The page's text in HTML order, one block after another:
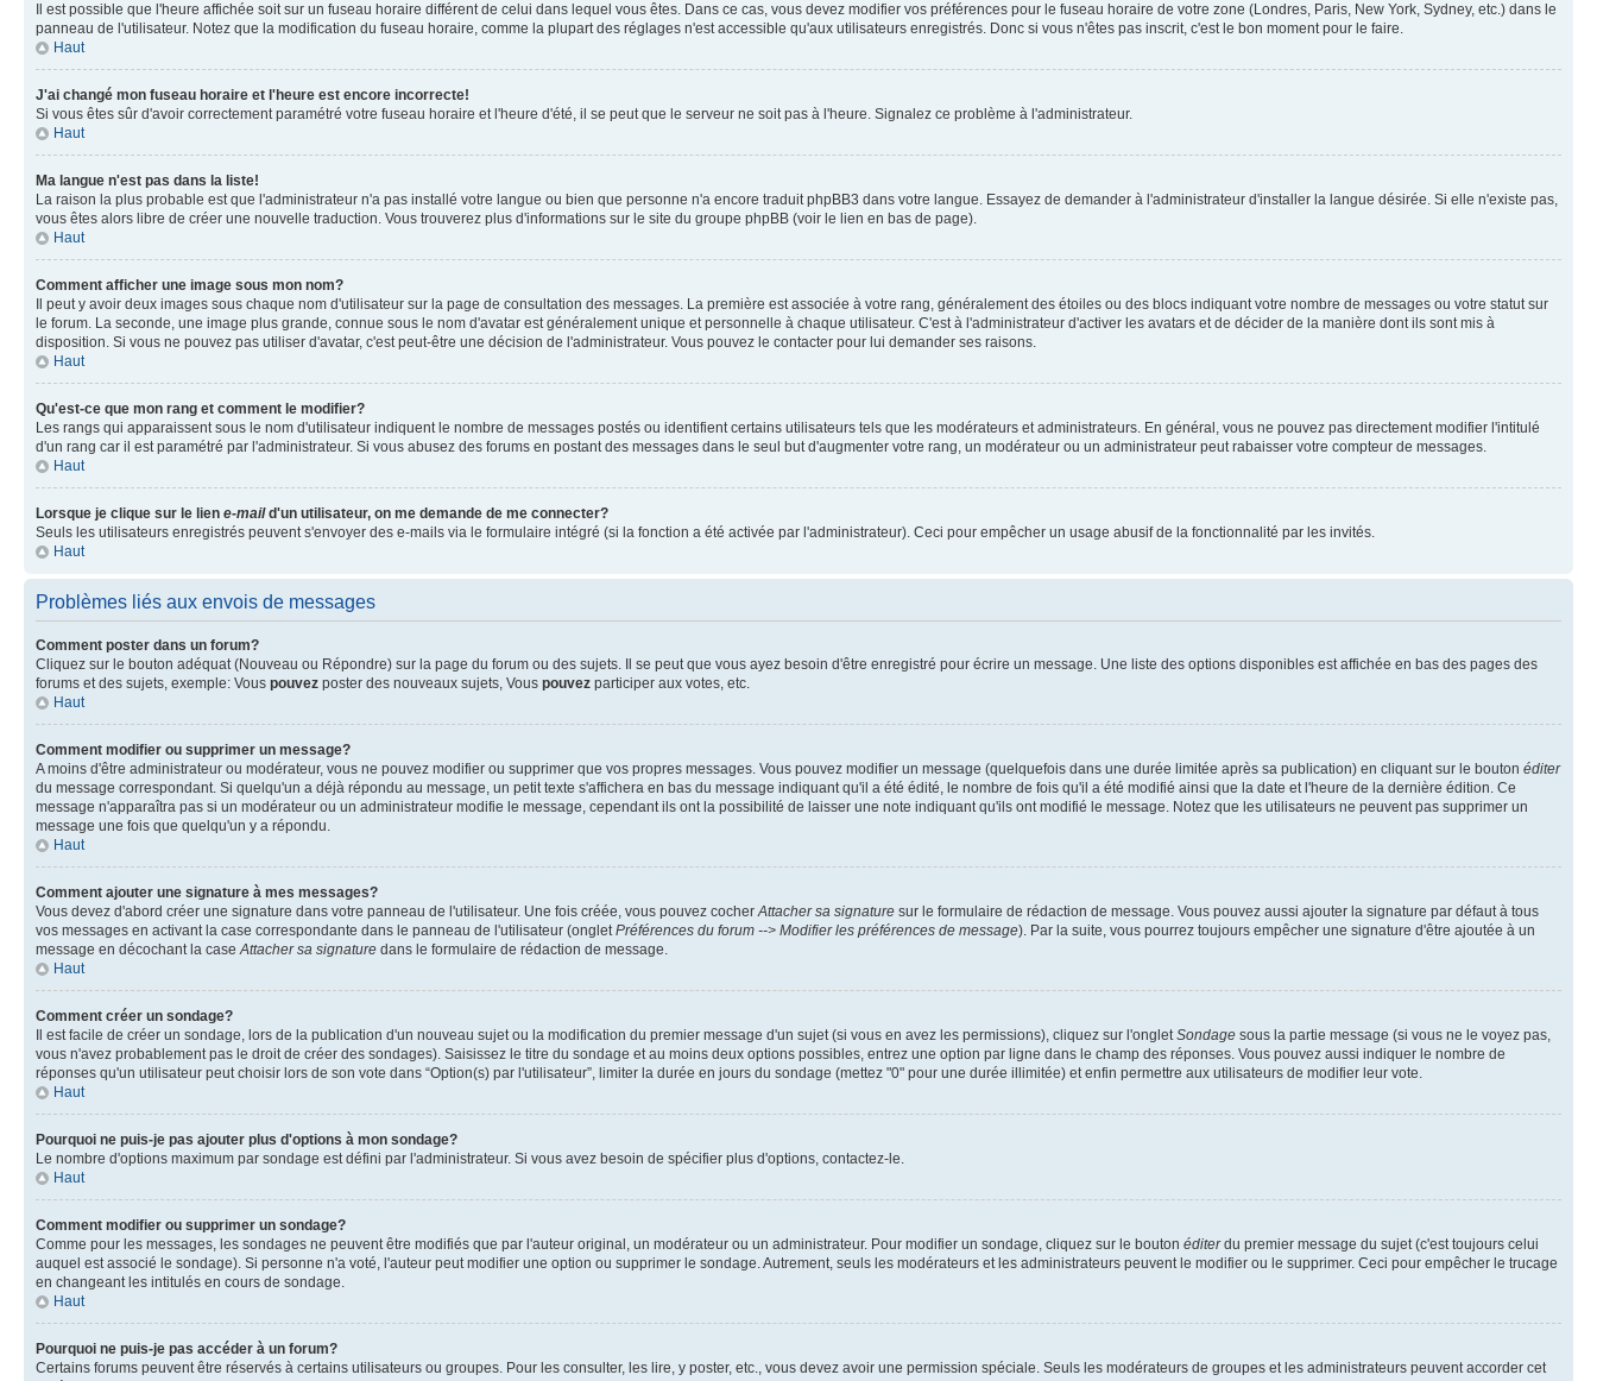
Il est possible que l'heure affichée soit sur un fuseau horaire différent de celui dans lequel vous êtes. Dans ce cas, vous devez modifier vos préférences pour le fuseau horaire de votre zone (Londres, Paris, New York, Sydney, etc.) dans le
panneau de l'utilisateur. Notez que la modification du fuseau horaire, comme la plupart des réglages n'est accessible qu'aux utilisateurs enregistrés. Donc si vous n'êtes pas inscrit, c'est le bon moment pour le faire.
Haut
J'ai changé mon fuseau horaire et l'heure est encore incorrecte!
Si vous êtes sûr d'avoir correctement paramétré votre fuseau horaire et l'heure d'été, il se peut que le serveur ne soit pas à l'heure. Signalez ce problème à l'administrateur.
Haut
Ma langue n'est pas dans la liste!
La raison la plus probable est que l'administrateur n'a pas installé votre langue ou bien que personne n'a encore traduit phpBB3 dans votre langue. Essayez de demander à l'administrateur d'installer la langue désirée. Si elle n'existe pas,
vous êtes alors libre de créer une nouvelle traduction. Vous trouverez plus d'informations sur le site du groupe phpBB (voir le lien en bas de page).
Haut
Comment afficher une image sous mon nom?
Il peut y avoir deux images sous chaque nom d'utilisateur sur la page de consultation des messages. La première est associée à votre rang, généralement des étoiles ou des blocs indiquant votre nombre de messages ou votre statut sur
le forum. La seconde, une image plus grande, connue sous le nom d'avatar est généralement unique et personnelle à chaque utilisateur. C'est à l'administrateur d'activer les avatars et de décider de la manière dont ils sont mis à
disposition. Si vous ne pouvez pas utiliser d'avatar, c'est peut-être une décision de l'administrateur. Vous pouvez le contacter pour lui demander ses raisons.
Haut
Qu'est-ce que mon rang et comment le modifier?
Les rangs qui apparaissent sous le nom d'utilisateur indiquent le nombre de messages postés ou identifient certains utilisateurs tels que les modérateurs et administrateurs. En général, vous ne pouvez pas directement modifier l'intitulé
d'un rang car il est paramétré par l'administrateur. Si vous abusez des forums en postant des messages dans le seul but d'augmenter votre rang, un modérateur ou un administrateur peut rabaisser votre compteur de messages.
Haut
Lorsque je clique sur le lien e-maild'un utilisateur, on me demande de me connecter?
Seuls les utilisateurs enregistrés peuvent s'envoyer des e-mails via le formulaire intégré (si la fonction a été activée par l'administrateur). Ceci pour empêcher un usage abusif de la fonctionnalité par les invités.
Haut
Problèmes liés aux envois de messages
Comment poster dans un forum?
Cliquez sur le bouton adéquat (Nouveau ou Répondre) sur la page du forum ou des sujets. Il se peut que vous ayez besoin d'être enregistré pour écrire un message. Une liste des options disponibles est affichée en bas des pages des
forums et des sujets, exemple: Vous pouvez poster des nouveaux sujets, Vous pouvez participer aux votes, etc.
Haut
Comment modifier ou supprimer un message?
A moins d'être administrateur ou modérateur, vous ne pouvez modifier ou supprimer que vos propres messages. Vous pouvez modifier un message (quelquefois dans une durée limitée après sa publication) en cliquant sur le bouton éditer
du message correspondant. Si quelqu'un a déjà répondu au message, un petit texte s'affichera en bas du message indiquant qu'il a été édité, le nombre de fois qu'il a été modifié ainsi que la date et l'heure de la dernière édition. Ce
message n'apparaîtra pas si un modérateur ou un administrateur modifie le message, cependant ils ont la possibilité de laisser une note indiquant qu'ils ont modifié le message. Notez que les utilisateurs ne peuvent pas supprimer un
message une fois que quelqu'un y a répondu.
Haut
Comment ajouter une signature à mes messages?
Vous devez d'abord créer une signature dans votre panneau de l'utilisateur. Une fois créée, vous pouvez cocherAttacher sa signature sur le formulaire de rédaction de message. Vous pouvez aussi ajouter la signature par défaut à tous
vos messages en activant la case correspondante dans le panneau de l'utilisateur (ongletPréférences du forum --> Modifier les préférences de message). Par la suite, vous pourrez toujours empêcher une signature d'être ajoutée à un
message en décochant la caseAttacher sa signature dans le formulaire de rédaction de message.
Haut
Comment créer un sondage?
Il est facile de créer un sondage, lors de la publication d'un nouveau sujet ou la modification du premier message d'un sujet (si vous en avez les permissions), cliquez sur l'ongletSondage sous la partie message (si vous ne le voyez pas,
vous n'avez probablement pas le droit de créer des sondages). Saisissez le titre du sondage et au moins deux options possibles, entrez une option par ligne dans le champ des réponses. Vous pouvez aussi indiquer le nombre de
réponses qu'un utilisateur peut choisir lors de son vote dans “Option(s) par l'utilisateur”, limiter la durée en jours du sondage (mettez "0" pour une durée illimitée) et enfin permettre aux utilisateurs de modifier leur vote.
Haut
Pourquoi ne puis-je pas ajouter plus d'options à mon sondage?
Le nombre d'options maximum par sondage est défini par l'administrateur. Si vous avez besoin de spécifier plus d'options, contactez-le.
Haut
Comment modifier ou supprimer un sondage?
Comme pour les messages, les sondages ne peuvent être modifiés que par l'auteur original, un modérateur ou un administrateur. Pour modifier un sondage, cliquez sur le bouton éditerdu premier message du sujet (c'est toujours celui
auquel est associé le sondage). Si personne n'a voté, l'auteur peut modifier une option ou supprimer le sondage. Autrement, seuls les modérateurs et les administrateurs peuvent le modifier ou le supprimer. Ceci pour empêcher le trucage
en changeant les intitulés en cours de sondage.
Haut
Pourquoi ne puis-je pas accéder à un forum?
Certains forums peuvent être réservés à certains utilisateurs ou groupes. Pour les consulter, les lire, y poster, etc., vous devez avoir une permission spéciale. Seuls les modérateurs de groupes et les administrateurs peuvent accorder cet